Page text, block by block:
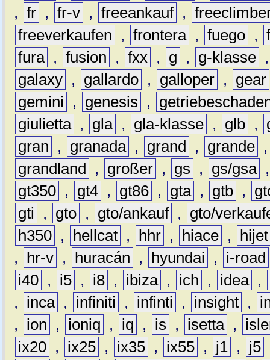
, fr , fr-v , freeankauf ,
freeverkaufen
, frontera , fuego ,
fura , fusion , fxx , g , g-klasse
galaxy , gallardo , galloper ,
gear
gemini
, genesis ,
giulietta , gla , gla-klasse , glb ,
gran
, granada , grand , grande
grandland
, großer , gs , gs/gsa
gt350 , gt4 , gt86 , gta , gtb ,
gti
, gto , gto/ankauf ,
gto/
h350 , hellcat , hhr , hiace ,
hijet
,
hr-v , huracán , hyundai ,
i-road
i40 , i5 , i8 , ibiza , ich , idea ,
,
inca , infiniti , infinti , insight ,
,
ion , ioniq , iq , is , isetta ,
ix20 , ix25 , ix35 , ix55 , j1 , j5